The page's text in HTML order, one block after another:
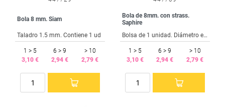
Bola 8 mm. Siam
Taladro 1.5 mm. Contiene 1 ud
1 > 5
3,10 €
6 > 9
2,94 €
> 10
2,79 €
Bola de 8mm. con strass.
Saphire
Bolsa de 1 unidad. Diámetro exterior 8 mm. Taladro interior 1.5 mm.
1 > 5
3,10 €
6 > 9
2,94 €
> 10
2,79 €